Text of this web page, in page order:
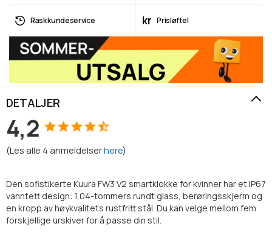
Rask kundeservice kr Prisløfte!
DETALJER
4,2
(Les alle 4anmeldelserhere)
Den sofistikerte Kuura FW3 V2 smartklokke for kvinner har et IP67
vanntett design: 1,04-tommers rundt glass, berøringsskjerm og
en kropp av høykvalitets rustfritt stål. Du kan velge mellom fem
forskjellige urskiver for å passe din stil.